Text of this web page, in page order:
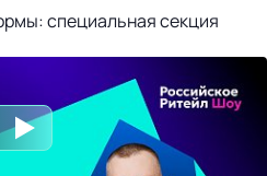
специальная секция